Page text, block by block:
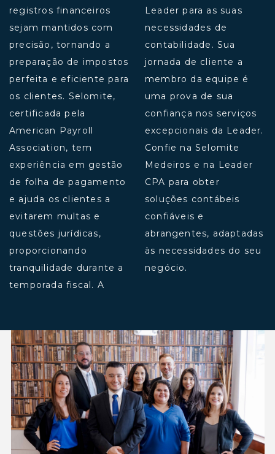
registros financeiros
sejam mantidos com
precisão, tornando a
preparação de impostos
perfeita e eficiente para
os clientes. Selomite,
certificada pela
American Payroll
Association, tem
experiência em gestão
de folha de pagamento
e ajuda os clientes a
evitarem multas e
questões jurídicas,
proporcionando
tranquilidade durante a
temporada fiscal. A
Leader para as suas
necessidades de
contabilidade. Sua
jornada de cliente a
membro da equipe é
uma prova de sua
confiança nos serviços
excepcionais da Leader.
Confie na Selomite
Medeiros e na Leader
CPA para obter
soluções contábeis
confiáveis ​​e
abrangentes, adaptadas
às necessidades do seu
negócio.